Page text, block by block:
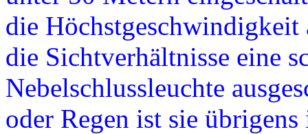
die
die Sichtverhältnisse eine
Nebelschlussleuchte
oder Regen ist sie